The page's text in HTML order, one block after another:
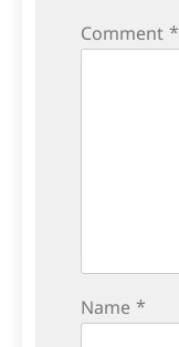
Comment *
Name *